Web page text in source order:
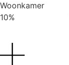
Woonkamer
10%